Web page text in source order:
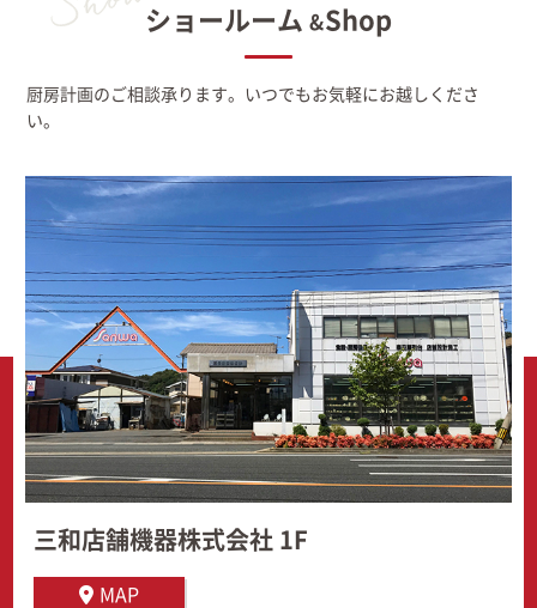
ショールーム &Shop
厨房計画のご相談承ります。いつでもお気軽にお越しくださ
い。
三和店舗機器株式会社 1F
MAP